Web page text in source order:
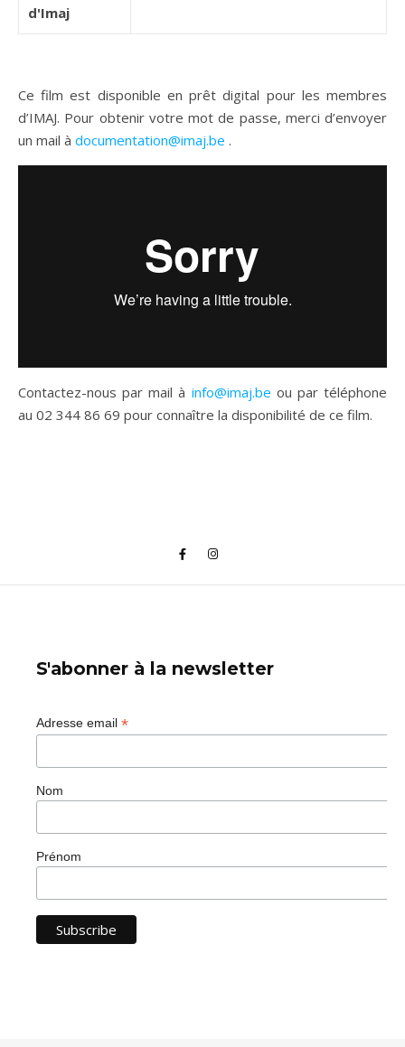
d'Imaj
Ce film est disponible en prêt digital pour les membres
d’IMAJ. Pour obtenir votre mot de passe, merci d’envoyer
un mail à documentation@imaj.be .
Contactez-nous par mail à info@imaj.be ou par téléphone
au 02 344 86 69 pour connaître la disponibilité de ce film.
S'abonner à la newsletter
Adresse email *
Nom
Prénom